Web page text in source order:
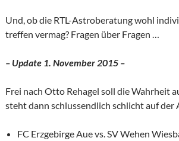
Und, ob die RTL-Astroberatung wohl
treffen vermag? Fragen über Fragen …
– Update 1. November 2015 –
Frei nach Otto Rehagel soll die Wahrheit
steht dann schlussendlich schlicht auf der
FC Erzgebirge Aue vs. SV Wehen